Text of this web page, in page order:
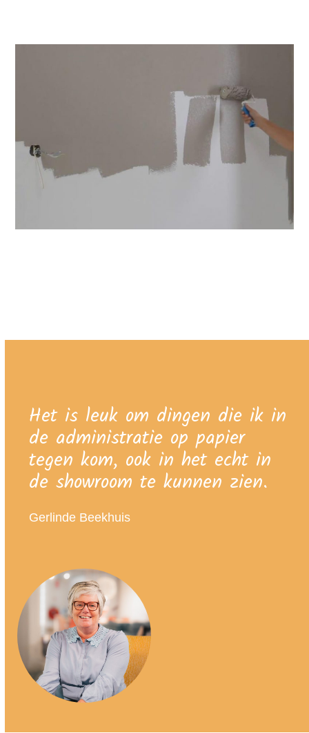
Gerlinde Beekhuis
Het is leuk om dingen die ik in
de administratie op papier
tegen kom, ook in het echt in
de showroom te kunnen zien.